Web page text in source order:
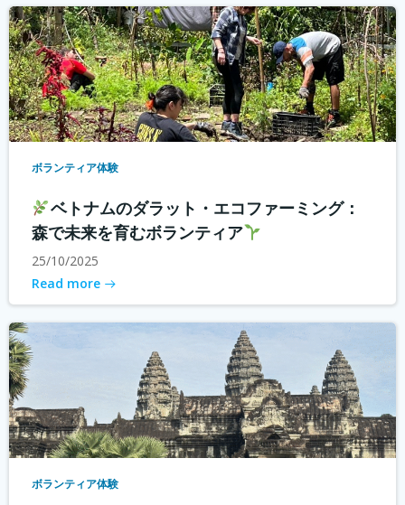
ボランティア体験
ベトナムのダラット・エコファーミング：
森で未来を育むボランティア
25/10/2025
Read more
ボランティア体験